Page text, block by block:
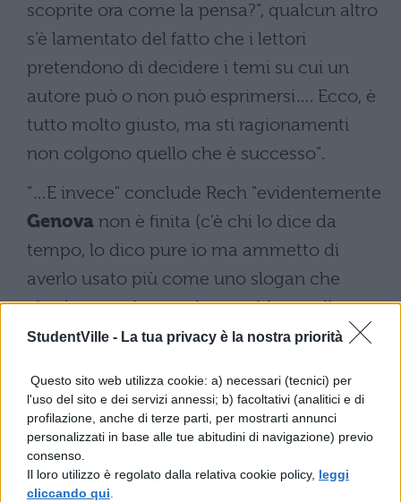
StudentVille - La tua privacy è la nostra priorità
Questo sito web utilizza cookie: a) necessari (tecnici) per
l'uso del sito e dei servizi annessi; b) facoltativi (analitici e di
profilazione, anche di terze parti, per mostrarti annunci
personalizzati in base alle tue abitudini di navigazione) previo
consenso.
Il loro utilizzo è regolato dalla relativa cookie policy, leggi
cliccando qui
scoprite ora come la pensa?”, qualcun altro
s’è lamentato del fatto che i lettori
pretendono di decidere i temi su cui un
autore può o non può esprimersi…. Ecco, è
tutto molto giusto, ma sti ragionamenti
non colgono quello che è successo".
"…E invece" conclude Rech "evidentemente
Genova non è finita (c’è chi lo dice da
tempo, lo dico pure io ma ammetto di
averlo usato più come uno slogan che
altro), non solo –ma basterebbe quello-
perché ci sta ancora una persona in galera
sottoposte a misure e restrizioni) mentre
altri venivano promossi e facevano carriera,
ma perché è la controparte e pezzi dei suoi
apparati che continuano a fare una guerra